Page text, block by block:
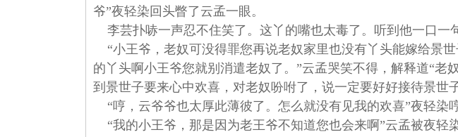
爷”夜轻染回头瞥了云孟一眼。
李芸扑哧一声忍不住笑了。这丫的嘴也太毒了。听到他一口一
“小王爷，老奴可没得罪您再说老奴家里也没有丫头能嫁给景
的丫头啊小王爷您就别消遣老奴了。”云孟哭笑不得，解释道“
到景世子要来心中欢喜，对老奴吩咐了，说一定要好好接待景世
“哼，云爷爷也太厚此薄彼了。怎么就没有见我的欢喜”夜轻染
“我的小王爷，那是因为老王爷不知道您也会来啊”云孟被夜轻